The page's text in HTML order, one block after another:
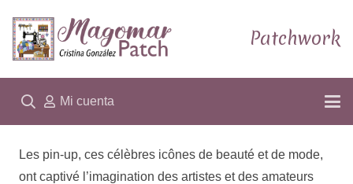
Patchwork
Mi cuenta
Les pin-up, ces célèbres icônes de beauté et de mode,
ont captivé l’imagination des artistes et des amateurs